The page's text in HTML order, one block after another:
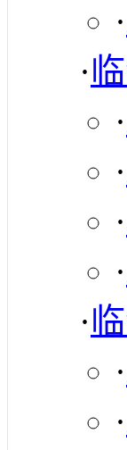
·
·
·
·
·
·
·
·
·